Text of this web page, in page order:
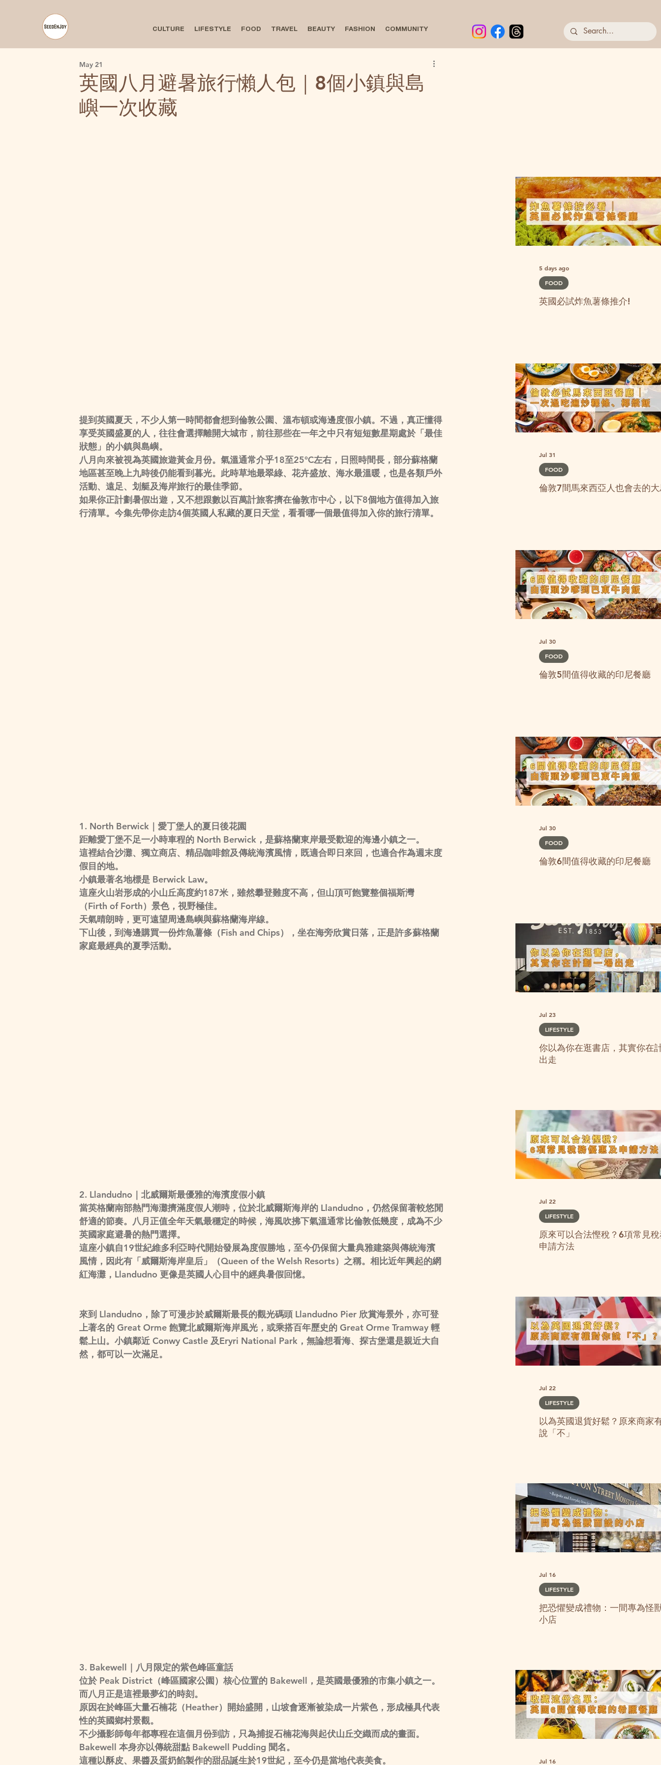
CULTURE LIFESTYLE FOOD TRAVEL BEAUTY FASHION COMMUNITY
英國八月避暑旅行懶人包｜8個小鎮與島
嶼一次收藏
May 21
提到英國夏天，不少人第一時間都會想到倫敦公園、溫布頓或海邊度假小鎮。不過，真正懂得
享受英國盛夏的人，往往會選擇離開大城市，前往那些在一年之中只有短短數星期處於「最佳
狀態」的小鎮與島嶼。
八月向來被視為英國旅遊黃金月份。氣溫通常介乎18至25°C左右，日照時間長，部分蘇格蘭
地區甚至晚上九時後仍能看到暮光。此時草地最翠綠、花卉盛放、海水最溫暖，也是各類戶外
活動、遠足、划艇及海岸旅行的最佳季節。
如果你正計劃暑假出遊，又不想跟數以百萬計旅客擠在倫敦市中心，以下8個地方值得加入旅
行清單。今集先帶你走訪4個英國人私藏的夏日天堂，看看哪一個最值得加入你的旅行清單。
1. North Berwick｜愛丁堡人的夏日後花園
距離愛丁堡不足一小時車程的 North Berwick，是蘇格蘭東岸最受歡迎的海邊小鎮之一。
這裡結合沙灘、獨立商店、精品咖啡館及傳統海濱風情，既適合即日來回，也適合作為週末度
假目的地。
小鎮最著名地標是 Berwick Law。
這座火山岩形成的小山丘高度約187米，雖然攀登難度不高，但山頂可飽覽整個福斯灣
（Firth of Forth）景色，視野極佳。
天氣晴朗時，更可遠望周邊島嶼與蘇格蘭海岸線。
下山後，到海邊購買一份炸魚薯條（Fish and Chips），坐在海旁欣賞日落，正是許多蘇格蘭
家庭最經典的夏季活動。
2. Llandudno｜北威爾斯最優雅的海濱度假小鎮
當英格蘭南部熱門海灘擠滿度假人潮時，位於北威爾斯海岸的 Llandudno，仍然保留著較悠閒
舒適的節奏。八月正值全年天氣最穩定的時候，海風吹拂下氣溫通常比倫敦低幾度，成為不少
英國家庭避暑的熱門選擇。
這座小鎮自19世紀維多利亞時代開始發展為度假勝地，至今仍保留大量典雅建築與傳統海濱
風情，因此有「威爾斯海岸皇后」（Queen of the Welsh Resorts）之稱。相比近年興起的網
紅海灘，Llandudno 更像是英國人心目中的經典暑假回憶。
來到 Llandudno，除了可漫步於威爾斯最長的觀光碼頭 Llandudno Pier 欣賞海景外，亦可登
上著名的 Great Orme 飽覽北威爾斯海岸風光，或乘搭百年歷史的 Great Orme Tramway 輕
鬆上山。小鎮鄰近 Conwy Castle 及Eryri National Park，無論想看海、探古堡還是親近大自
然，都可以一次滿足。
3. Bakewell｜八月限定的紫色峰區童話
位於 Peak District（峰區國家公園）核心位置的 Bakewell，是英國最優雅的市集小鎮之一。
而八月正是這裡最夢幻的時刻。
原因在於峰區大量石楠花（Heather）開始盛開，山坡會逐漸被染成一片紫色，形成極具代表
性的英國鄉村景觀。
不少攝影師每年都專程在這個月份到訪，只為捕捉石楠花海與起伏山丘交織而成的畫面。
Bakewell 本身亦以傳統甜點 Bakewell Pudding 聞名。
這種以酥皮、果醬及蛋奶餡製作的甜品誕生於19世紀，至今仍是當地代表美食。
英國必試炸魚薯條推介!
FOOD
5 days ago
倫敦7間馬來西亞人也會去的
FOOD
Jul 31
倫敦5間值得收藏的印尼餐廳
FOOD
Jul 30
倫敦6間值得收藏的印尼餐廳
FOOD
Jul 30
你以為你在逛書店，其實你在
出走
LIFESTYLE
Jul 23
原來可以合法慳稅？6項常見
申請方法
LIFESTYLE
Jul 22
以為英國退貨好鬆？原來商家
說「不」
LIFESTYLE
Jul 22
把恐懼變成禮物：一間專為怪
小店
LIFESTYLE
Jul 16
Jul 16